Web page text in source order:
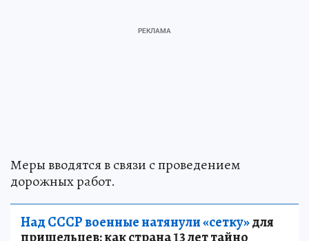
Меры вводятся в связи с проведением
дорожных работ.
Над СССР военные натянули «сетку»для